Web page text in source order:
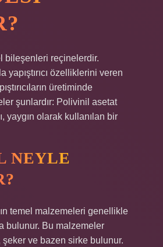
bileşenleri reçinelerdir.
yapıştırıcı özelliklerini veren
üretiminde
şunlardır: Polivinil asetat
yaygın olarak kullanılan bir
NEYLE
temel malzemeleri genellikle
bulunur. Bu malzemeler
şeker ve bazen sirke bulunur.